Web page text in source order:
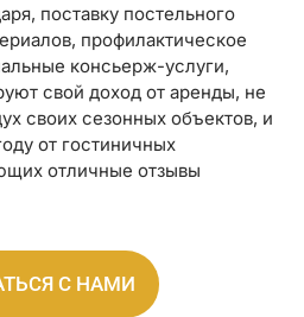
поставку постельного
профилактическое
консьерж-услуги,
свой доход от аренды, не
своих сезонных объектов, и
от гостиничных
отличные отзывы
С НАМИ